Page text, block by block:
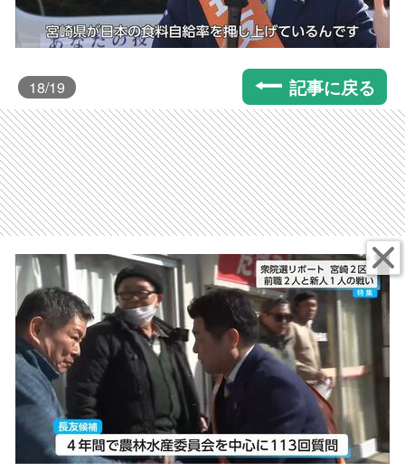
18/19 記事に戻る